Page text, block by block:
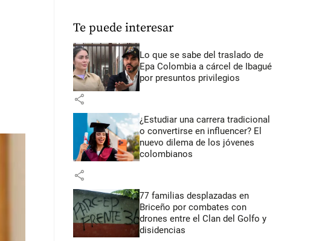
Te puede interesar
Lo que se sabe del traslado de
Epa Colombia a cárcel de Ibagué
por presuntos privilegios
share
¿Estudiar una carrera tradicional
o convertirse en influencer? El
nuevo dilema de los jóvenes
colombianos
share
77 familias desplazadas en
Briceño por combates con
drones entre el Clan del Golfo y
disidencias